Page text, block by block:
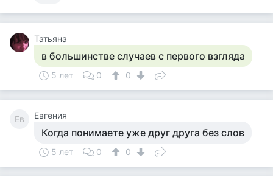
Татьяна
в большинстве случаев с первого взгляда
5 лет 0 0
Ев Евгения
Когда понимаете уже друг друга без слов
5 лет 0 0